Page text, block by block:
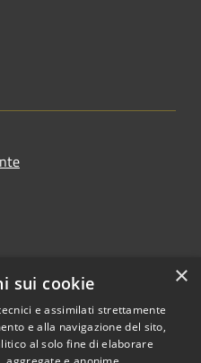
×
sui cookie
e assimilati strettamente
e alla navigazione del sito,
al solo fine di elaborare